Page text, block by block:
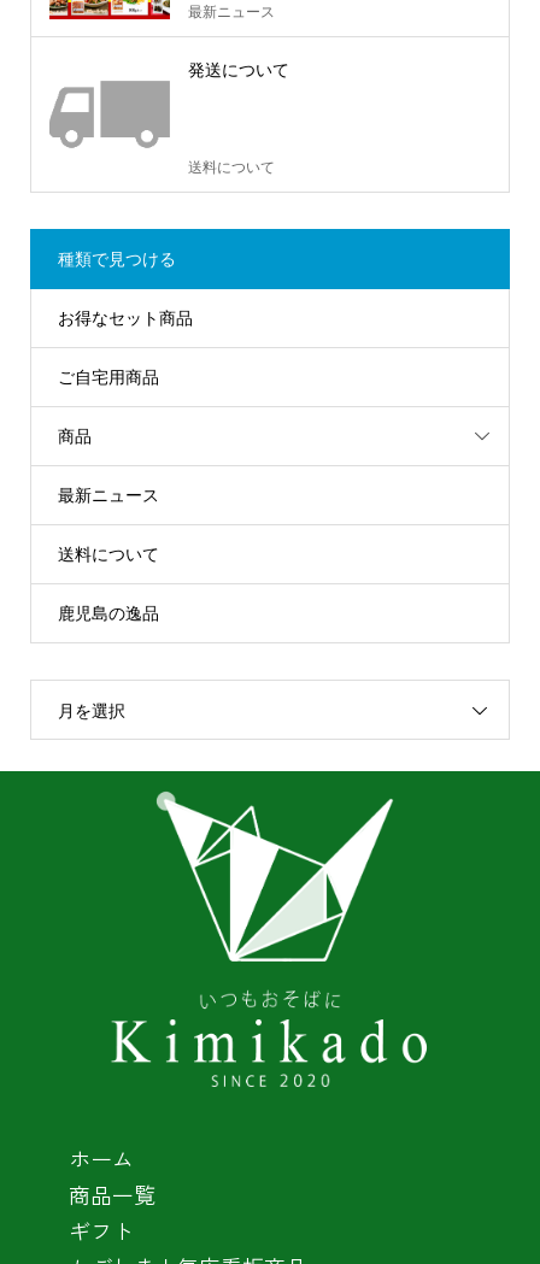
最新ニュース
発送について
送料について
種類で見つける
お得なセット商品
ご自宅用商品
商品
最新ニュース
送料について
鹿児島の逸品
月を選択
ホーム
商品一覧
ギフト